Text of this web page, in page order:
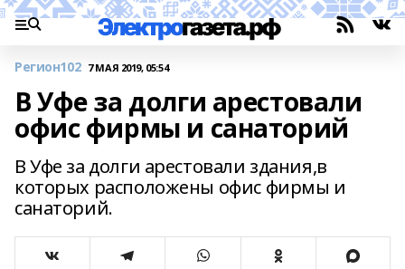
Регион102 7 МАЯ 2019, 05:54
В Уфе за долги арестовали
офис фирмы и санаторий
В Уфе за долги арестовали здания,в
которых расположены офис фирмы и
санаторий.